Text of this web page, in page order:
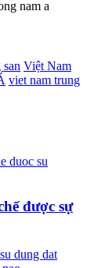
Việt Nam
viet nam trung
được sự